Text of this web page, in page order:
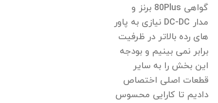
گواهی 80Plus برنز و
مدار DC-DC نیازی به پاور
های رده بالاتر در ظرفیت
برابر نمی بینیم و بودجه
این بخش را به سایر
قطعات اصلی اختصاص
دادیم تا کارایی محسوس